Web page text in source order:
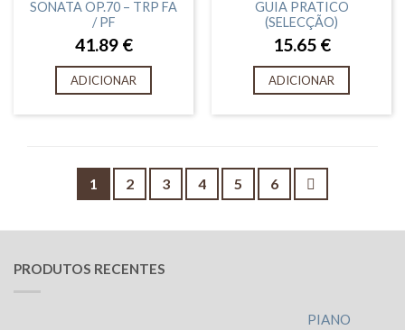
SONATA OP.70 – TRP FA
/ PF
41.89 €
ADICIONAR
GUIA PRATICO
(SELECÇÃO)
15.65 €
ADICIONAR
1 2 3 4 5 6
PRODUTOS RECENTES
PIANO